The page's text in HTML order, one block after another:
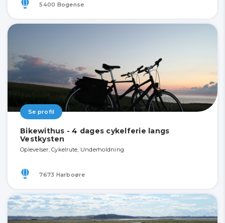
5400 Bogense
Se profil
Bikewithus - 4 dages cykelferie langs
Vestkysten
Oplevelser, Cykelrute, Underholdning
7673 Harboøre